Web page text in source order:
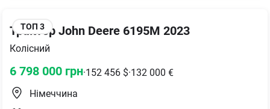
ТОП 3
Трактор John Deere 6195M 2023
Колісний
6 798 000 грн·152 456 $·132 000 €
Німеччина